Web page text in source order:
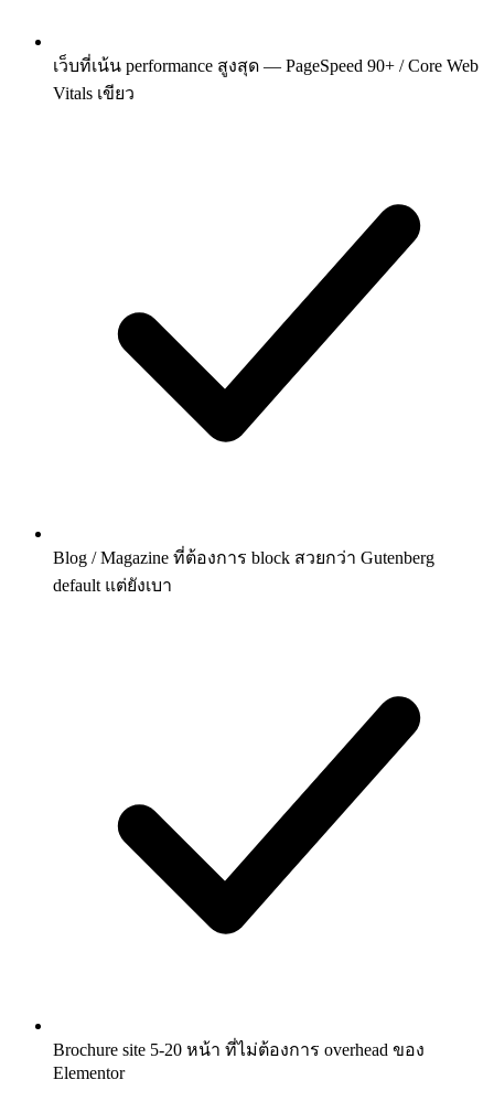
เว็บที่เน้น performance สูงสุด — PageSpeed 90+ / Core Web
Vitals เขียว
Blog / Magazine ที่ต้องการ block สวยกว่า Gutenberg
default แต่ยังเบา
Brochure site 5-20 หน้า ที่ไม่ต้องการ overhead ของ
Elementor